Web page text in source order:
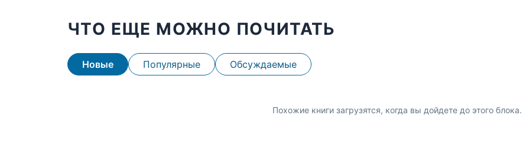
ЧТО ЕЩЕ МОЖНО ПОЧИТАТЬ
Новые Популярные Обсуждаемые
Похожие книги загрузятся, когда вы дойдете до этого блока.